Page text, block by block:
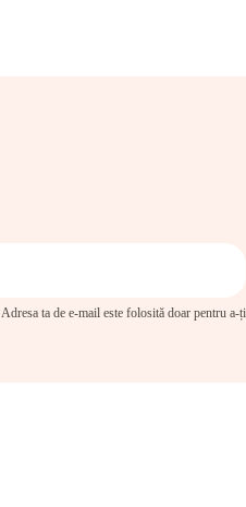
Adresa ta de e-mail este folosită doar pentru